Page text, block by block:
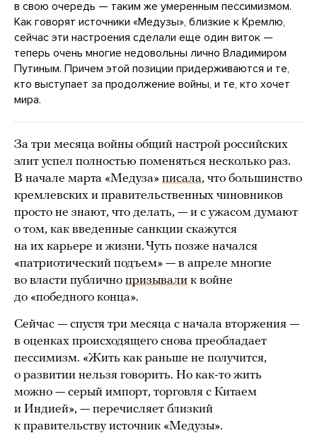
в свою очередь — таким же умеренным пессимизмом.
Как говорят источники «Медузы», близкие к Кремлю,
сейчас эти настроения сделали еще один виток —
теперь очень многие недовольны лично Владимиром
Путиным. Причем этой позиции придерживаются и те,
кто выступает за продолжение войны, и те, кто хочет
мира.
За три месяца войны общий настрой российских
элит успел полностью поменяться несколько раз.
В начале марта «Медуза» писала, что большинство
кремлевских и правительственных чиновников
просто не знают, что делать, — и с ужасом думают
о том, как введенные санкции скажутся
на их карьере и жизни. Чуть позже начался
«патриотический подъем» — в апреле многие
во власти публично призывали к войне
до «победного конца».
Сейчас — спустя три месяца с начала вторжения —
в оценках происходящего снова преобладает
пессимизм. «Жить как раньше не получится,
о развитии нельзя говорить. Но как-то жить
можно — серый импорт, торговля с Китаем
и Индией», — перечисляет близкий
к правительству источник «Медузы».